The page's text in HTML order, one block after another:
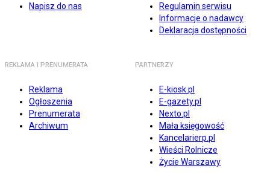
Napisz do nas
Regulamin serwisu
Informacje o nadawcy
Deklaracja dostępności
REKLAMA I PRENUMERATA
Reklama
Ogłoszenia
Prenumerata
Archiwum
PARTNERZY
E-kiosk.pl
E-gazety.pl
Nexto.pl
Mała księgowość
Kancelarierp.pl
Wieści Rolnicze
Życie Warszawy